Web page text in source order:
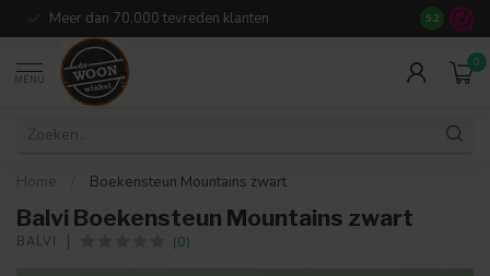
Meer dan 70.000 tevreden klanten 14dagen
9.2
MENU
0
Home Boekensteun Mountains zwart
Balvi Boekensteun Mountains zwart
BALVI (0)